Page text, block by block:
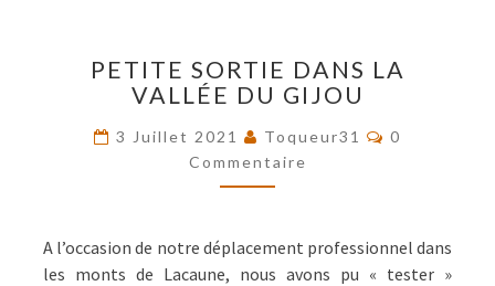
SORTIE
DANS
VALLÉE
DU
GIJOU
PETITE SORTIE DANS LA
VALLÉE DU GIJOU
3 Juillet 2021 Toqueur31
0
Commentaire
A l’occasion de notre déplacement professionnel dans
les monts de Lacaune, nous avons pu « tester »